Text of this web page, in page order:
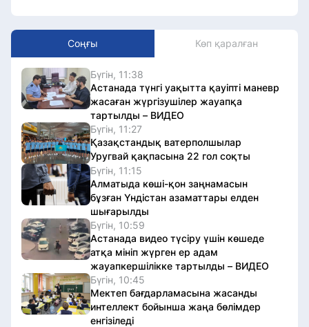
Соңғы Көп қаралған
Бүгін, 11:38
Астанада түнгі уақытта қауіпті маневр
жасаған жүргізушілер жауапқа
тартылды – ВИДЕО
Бүгін, 11:27
Қазақстандық ватерполшылар
Уругвай қақпасына 22 гол соқты
Бүгін, 11:15
Алматыда көші-қон заңнамасын
бұзған Үндістан азаматтары елден
шығарылды
Бүгін, 10:59
Астанада видео түсіру үшін көшеде
атқа мініп жүрген ер адам
жауапкершілікке тартылды – ВИДЕО
Бүгін, 10:45
Мектеп бағдарламасына жасанды
интеллект бойынша жаңа бөлімдер
енгізіледі